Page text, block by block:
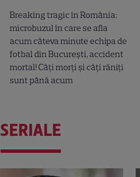
Breaking tragic în România:
microbuzul în care se afla
acum câteva minute echipa de
fotbal din București, accident
mortal! Câți morți și câți răniți
sunt până acum
SERIALE